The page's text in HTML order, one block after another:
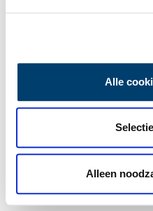
Alle
Alleen